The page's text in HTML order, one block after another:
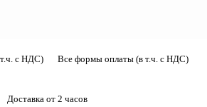
Все формы оплаты (в т.ч. с НДС)
Доставка от 2 часов